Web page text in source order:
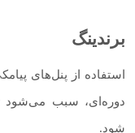
برندینگ
استفاده از پنل‌های
دوره‌ای، سبب می‌شود
شود.